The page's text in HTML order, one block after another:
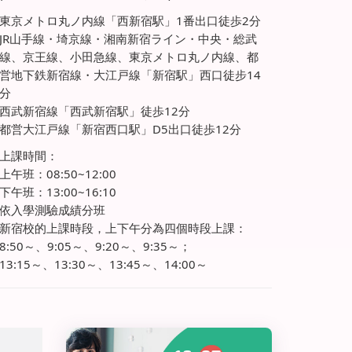
京メトロ丸ノ内線「西新宿駅」1番出口徒歩2分
山手線・埼京線・湘南新宿ライン・中央・総武
、京王線、小田急線、東京メトロ丸ノ内線、都
地下鉄新宿線・大江戸線「新宿駅」西口徒步14
武新宿線「西武新宿駅」徒歩12分
営大江戸線「新宿西口駅」D5出口徒歩12分
課時間：
午班：08:50~12:00
午班：13:00~16:10
入學測驗成績分班
宿校的上課時段，上下午分為四個時段上課：
～、9:05～、9:20～、9:35～；
～、13:30～、13:45～、14:00～